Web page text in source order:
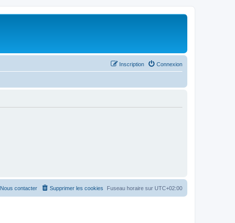
Connexion
Inscription
Fuseau horaire sur UTC+02:00
Supprimer les cookies
Nous contacter